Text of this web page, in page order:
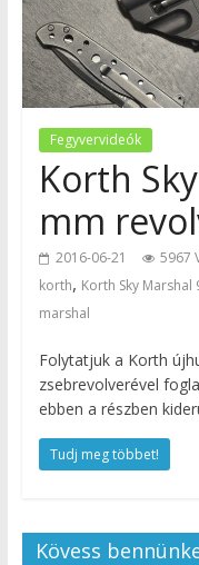
Fegyvervideók
Korth
mm
2016-06-21 5967
korth, Korth Sky
marshal
Folytatjuk a Korth
zsebrevolverével
ebben a részben
Tudj meg többet!
Kövess